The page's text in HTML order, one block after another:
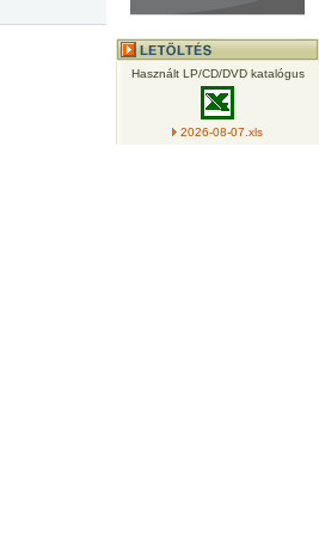
Használt LP/CD/DVD katalógus
2026-08-07.xls